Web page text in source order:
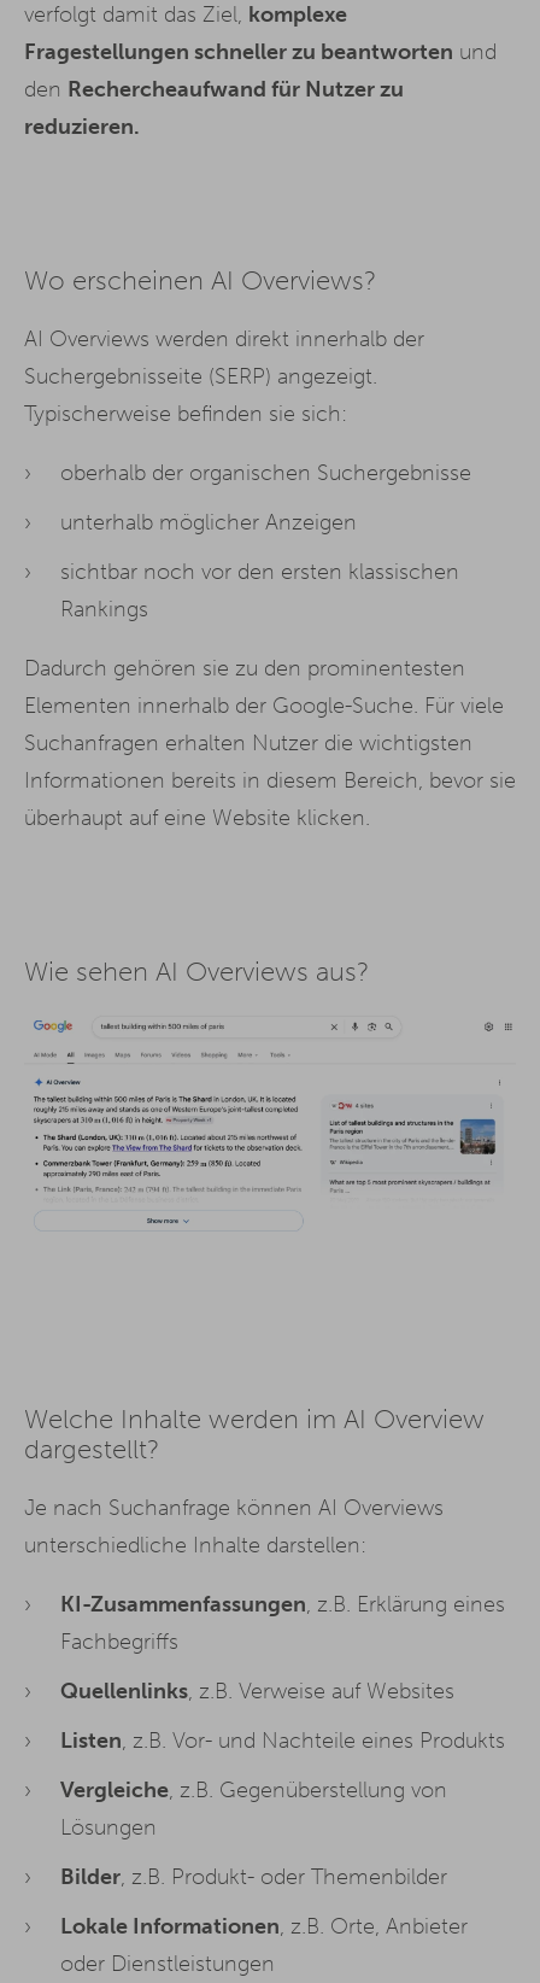
verfolgt damit das Ziel, komplexe
Fragestellungen schneller zu beantworten und
den Rechercheaufwand für Nutzer zu
reduzieren.
Wo erscheinen AI Overviews?
AI Overviews werden direkt innerhalb der
Suchergebnisseite (SERP) angezeigt.
Typischerweise befinden sie sich:
oberhalb der organischen Suchergebnisse
unterhalb möglicher Anzeigen
sichtbar noch vor den ersten klassischen
Rankings
Dadurch gehören sie zu den prominentesten
Elementen innerhalb der Google-Suche. Für viele
Suchanfragen erhalten Nutzer die wichtigsten
Informationen bereits in diesem Bereich, bevor sie
überhaupt auf eine Website klicken.
Wie sehen AI Overviews aus?
Welche Inhalte werden im AI Overview
dargestellt?
Je nach Suchanfrage können AI Overviews
unterschiedliche Inhalte darstellen:
KI-Zusammenfassungen, z.B. Erklärung eines
Fachbegriffs
Quellenlinks, z.B. Verweise auf Websites
Listen, z.B. Vor- und Nachteile eines Produkts
Vergleiche, z.B. Gegenüberstellung von
Lösungen
Bilder, z.B. Produkt- oder Themenbilder
Lokale Informationen, z.B. Orte, Anbieter
oder Dienstleistungen